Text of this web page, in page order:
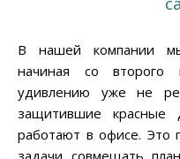
В нашей компании
начиная со второго
удивлению уже не
защитившие
работают в офисе. Это